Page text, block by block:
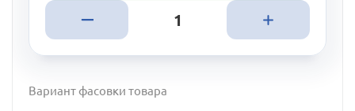
Вариант фасовки товара